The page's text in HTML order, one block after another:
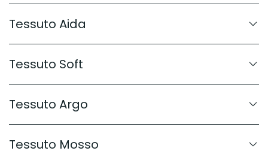
Tessuto Aida
Tessuto Soft
Tessuto Argo
Tessuto Mosso